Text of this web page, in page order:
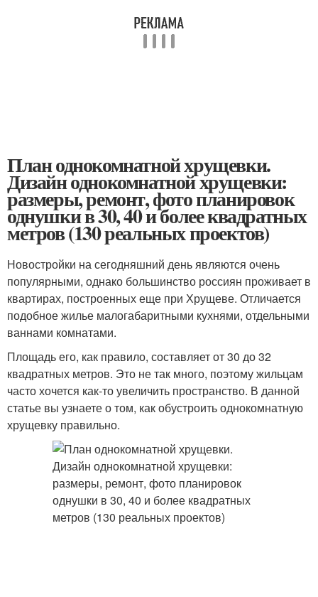
План однокомнатной хрущевки.
Дизайн однокомнатной хрущевки:
размеры, ремонт, фото планировок
однушки в 30, 40 и более квадратных
метров (130 реальных проектов)
Новостройки на сегодняшний день являются очень
популярными, однако большинство россиян проживает в
квартирах, построенных еще при Хрущеве. Отличается
подобное жилье малогабаритными кухнями, отдельными
ваннами комнатами.
Площадь его, как правило, составляет от 30 до 32
квадратных метров. Это не так много, поэтому жильцам
часто хочется как-то увеличить пространство. В данной
статье вы узнаете о том, как обустроить однокомнатную
хрущевку правильно.